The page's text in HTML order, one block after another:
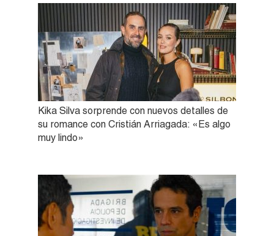
Kika Silva sorprende con nuevos detalles de
su romance con Cristián Arriagada: «Es algo
muy lindo»